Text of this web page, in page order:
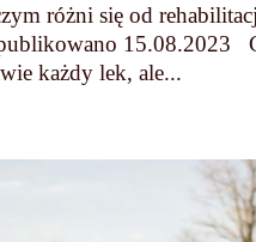
różni się od
15.08.2023
każdy lek, ale...